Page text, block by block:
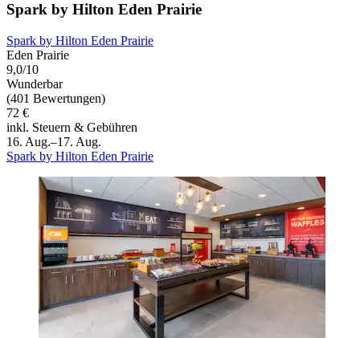
Spark by Hilton Eden Prairie
Spark by Hilton Eden Prairie
Eden Prairie
9,0/10
Wunderbar
(401 Bewertungen)
72 €
inkl. Steuern & Gebühren
16. Aug.–17. Aug.
Spark by Hilton Eden Prairie